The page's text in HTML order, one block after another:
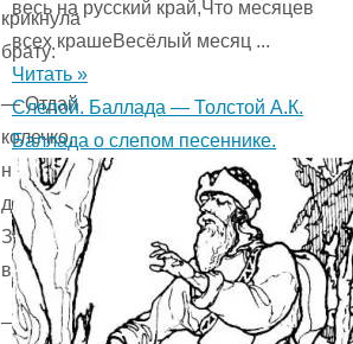
крикнула
брату:
— Отдай
колечко,
не
дразни!
Зачем
взял?
— Ничего
весь на русский край,Что месяцев
всех крашеВесёлый месяц ...
Читать »
Слепой. Баллада — Толстой А.К.
Баллада о слепом песеннике.